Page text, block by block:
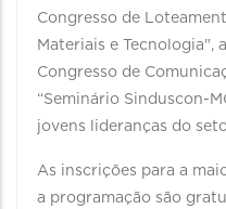
Congresso de
Materiais e Tecnologia",
Congresso de
“Seminário Sinduscon-
jovens lideranças do
As inscrições para a
a programação são